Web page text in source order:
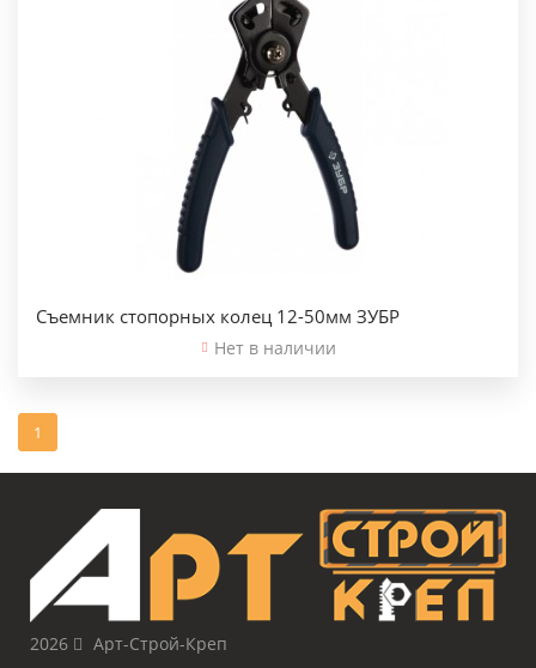
Съемник стопорных колец 12-50мм ЗУБР
Нет в наличии
1
2026
Арт-Строй-Креп